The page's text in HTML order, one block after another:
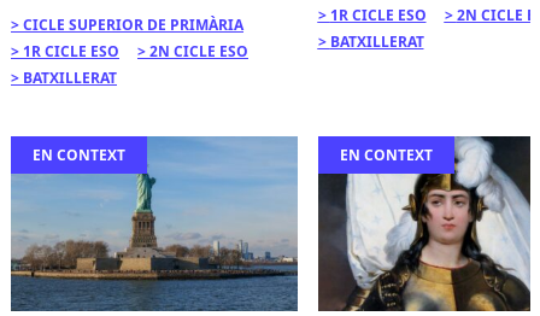
CICLE SUPERIOR DE PRIMÀRIA
1R CICLE ESO
2N CICLE ESO
BATXILLERAT
1R CICLE ESO
2N CICLE
BATXILLERAT
EN CONTEXT EN CONTEXT